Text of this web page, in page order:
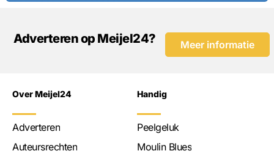
Adverteren op Meijel24? Meer informatie
Over Meijel24
Adverteren
Auteursrechten
Handig
Peelgeluk
Moulin Blues